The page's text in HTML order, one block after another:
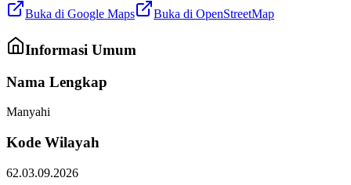
Buka di Google Maps
Buka di OpenStreetMap
Informasi Umum
Nama Lengkap
Manyahi
Kode Wilayah
62.03.09.2026